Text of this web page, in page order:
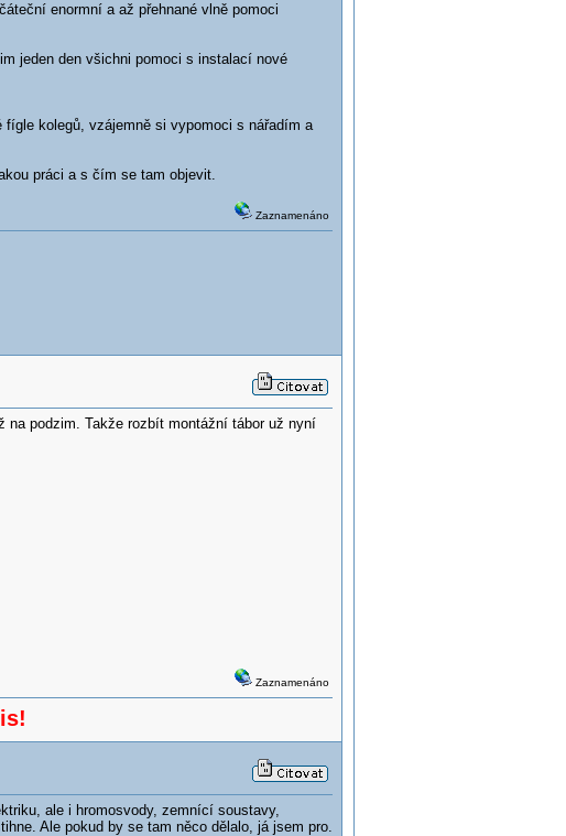
enormní a až přehnané vlně pomoci
jeden den všichni pomoci s instalací nové
kolegů, vzájemně si vypomoci s nářadím a
práci a s čím se tam objevit.
Zaznamenáno
podzim. Takže rozbít montážní tábor už nyní
Zaznamenáno
ale i hromosvody, zemnící soustavy,
Ale pokud by se tam něco dělalo, já jsem pro.